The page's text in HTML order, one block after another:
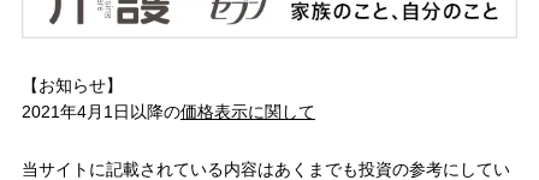
【お知らせ】
2021年4月1日以降の価格表示に関して
当サイトに記載されている内容はあくまでも投資の参考にしてい